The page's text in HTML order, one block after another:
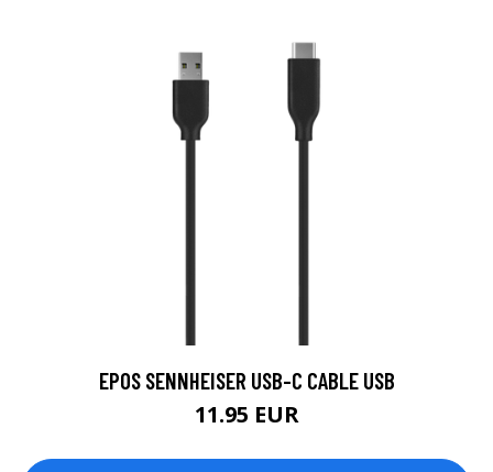
EPOS SENNHEISER USB-C CABLE USB
11.95 EUR